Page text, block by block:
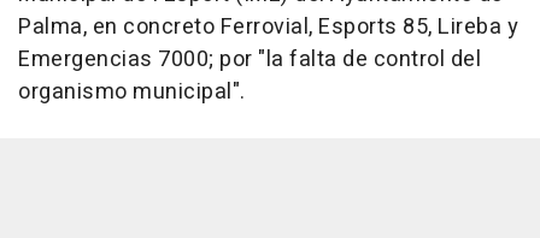
Palma, en concreto Ferrovial, Esports 85, Lireba y
Emergencias 7000; por "la falta de control del
organismo municipal".